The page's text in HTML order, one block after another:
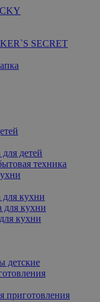
SECRET
детей
техника
для кухни
для кухни
кухни
детские
приготовления